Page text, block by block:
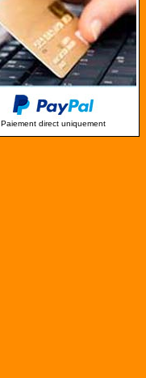
Paiement direct uniquement